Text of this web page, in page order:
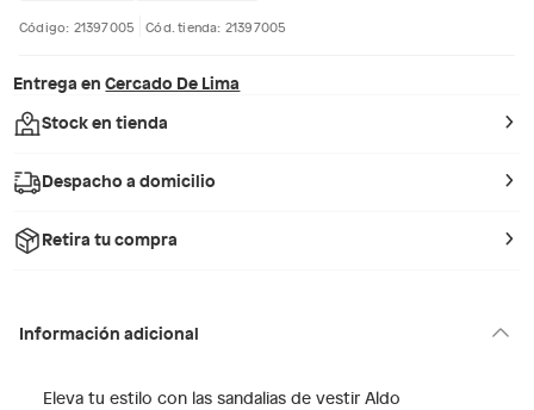
Código: 21397005 Cód. tienda: 21397005
Entrega en Cercado De Lima
Stock en tienda
Despacho a domicilio
Retira tu compra
Información adicional
Eleva tu estilo con las sandalias de vestir Aldo